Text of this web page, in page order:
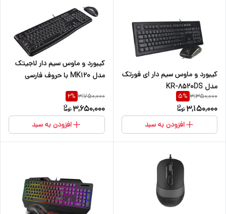
کیبورد و ماوس سیم دار ای فورتک
مدل KR-8520DS
3,350,000
5%
3,150,000
افزودن به سبد
کیبورد و ماوس سیم دار لاجیتک
مدل MK120 با حروف فارسی
3,750,000
2%
3,650,000
افزودن به سبد